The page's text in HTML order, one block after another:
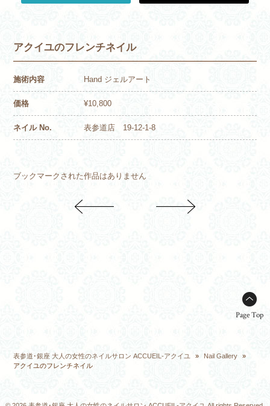
アクイユのフレンチネイル
施術内容 Hand ジェルアート
価格 ¥10,800
ネイル No. 表参道店 19-12-1-8
ブックマークされた作品はありません
Page Top
表参道･銀座 大人の女性のネイルサロン ACCUEIL-アクイユ » Nail Gallery
»
アクイユのフレンチネイル